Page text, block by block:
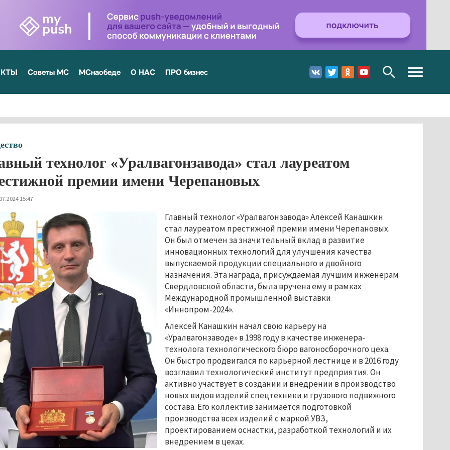
Советы МС МСнаобеде О НАС ПРО бизнес
Toggle
navigation
технолог «Уралвагонзавода» стал лауреатом
премии имени Черепановых
15:47
Главный технолог «Уралвагонзавода» Алексей Канашкин
стал лауреатом престижной премии имени Черепановых.
Он был отмечен за значительный вклад в развитие
инновационных технологий для улучшения качества
выпускаемой продукции специального и двойного
назначения. Эта награда, присуждаемая лучшим инженерам
Свердловской области, была вручена ему в рамках
Международной промышленной выставки
«Иннопром-2024».
Алексей Канашкин начал свою карьеру на
«Уралвагонзаводе» в 1998 году в качестве инженера-
технолога технологического бюро вагоносборочного цеха.
Он быстро продвигался по карьерной лестнице и в 2016 году
возглавил технологический институт предприятия. Он
активно участвует в создании и внедрении в производство
новых видов изделий спецтехники и грузового подвижного
состава. Его коллектив занимается подготовкой
производства всех изделий с маркой УВЗ,
проектированием оснастки, разработкой технологий и их
внедрением в цехах.